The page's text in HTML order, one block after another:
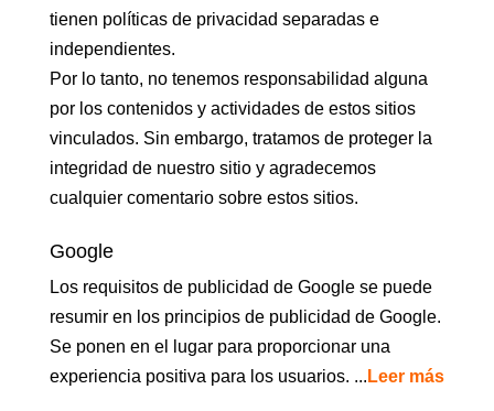
tienen políticas de privacidad separadas e
independientes.
Por lo tanto, no tenemos responsabilidad alguna
por los contenidos y actividades de estos sitios
vinculados. Sin embargo, tratamos de proteger la
integridad de nuestro sitio y agradecemos
cualquier comentario sobre estos sitios.
Google
Los requisitos de publicidad de Google se puede
resumir en los principios de publicidad de Google.
Se ponen en el lugar para proporcionar una
experiencia positiva para los usuarios. ... Leer más